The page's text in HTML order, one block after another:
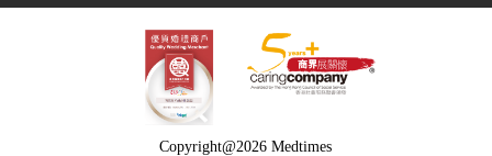
Copyright@2026 Medtimes